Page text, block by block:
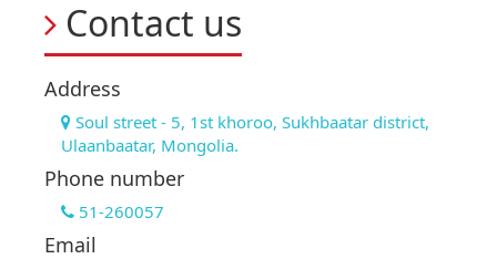
Contact us
Address
Soul street - 5, 1st khoroo, Sukhbaatar district,
Ulaanbaatar, Mongolia.
Phone number
51-260057
Email